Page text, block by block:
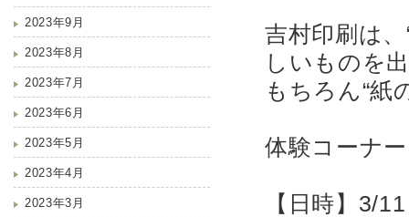
2023年9月
2023年8月
2023年7月
2023年6月
2023年5月
2023年4月
2023年3月
吉村印刷は
しいものを
もちろん“紙
体験コーナ
【日時】3/